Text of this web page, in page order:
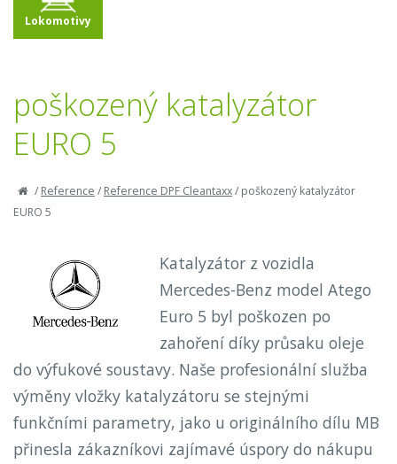
Lokomotivy
poškozený katalyzátor
EURO 5
/Reference /Reference DPF Cleantaxx/poškozený katalyzátor
EURO 5
Katalyzátor z vozidla
Mercedes-Benz model Atego
Euro 5 byl poškozen po
zahoření díky průsaku oleje
do výfukové soustavy. Naše profesionální služba
výměny vložky katalyzátoru se stejnými
funkčními parametry, jako u originálního dílu MB
přinesla zákazníkovi zajímavé úspory do nákupu